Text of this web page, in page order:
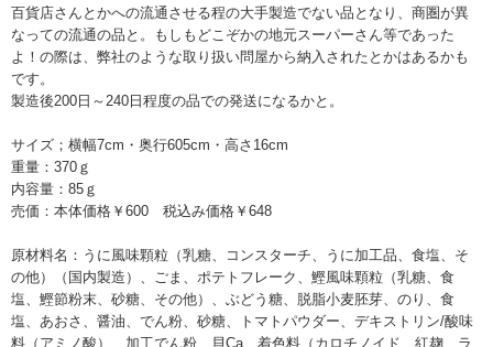
百貨店さんとかへの流通させる程の大手製造でない品となり、商圏が異
なっての流通の品と。もしもどこぞかの地元スーパーさん等であった
よ！の際は、弊社のような取り扱い問屋から納入されたとかはあるかも
です。
製造後200日～240日程度の品での発送になるかと。
サイズ；横幅7cm・奥行605cm・高さ16cm
重量：370ｇ
内容量：85ｇ
売価：本体価格￥600 税込み価格￥648
原材料名：うに風味顆粒（乳糖、コンスターチ、うに加工品、食塩、そ
の他）（国内製造）、ごま、ポテトフレーク、鰹風味顆粒（乳糖、食
塩、鰹節粉末、砂糖、その他）、ぶどう糖、脱脂小麦胚芽、のり、食
塩、あおさ、醤油、でん粉、砂糖、トマトパウダー、デキストリン/酸味
料（アミノ酸）、加工でん粉、貝Ca、着色料（カロチノイド、紅麹、ラ